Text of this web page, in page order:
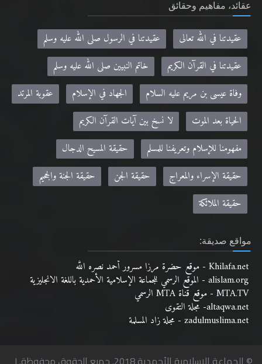
عقائد، مفاهيم وحقائق
عقيدتنا في الله تعالى
عقيدتنا في الرسول صلى الله عليه وسلم
عقيدتنا في القرآن الكريم
خاتم النبيين صلى الله عليه وسلم
وفاة عيسى بن مريم عليه السلام
الجهاد في الإسلام
عقوبة المرتد
الحياة بعد الموت
لا نسخ بين آيات القرآن الكريم
مفهومنا للإسلام وتعريفنا للمسلم
حقيقة المسيح الدجال
حقيقة الإسراء والمعراج
حقيقة الجن
حقيقة الجنة والجحيم
حقيقة الملائكة
مواقع صديقة:
Khilafa.net - موقع حضرة مرزا مسرور أحمد نصره الله
alislam.org - الموقع الرسمي للجماعة الإسلامية الأحمدية باللغة الانجليزية
MTA.TV - موقع قناة MTA الرسمي
altaqwa.net- مجلة التقوى
zadulmuslima.net - مجلة زاد المسلمة